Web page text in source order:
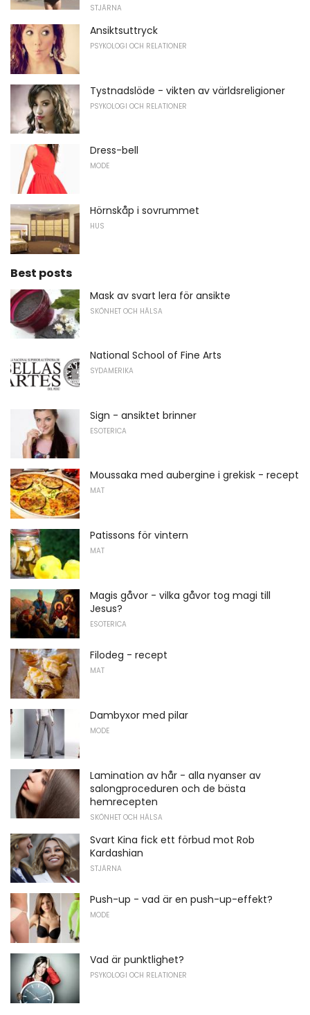
STJÄRNA
Ansiktsuttryck
PSYKOLOGI OCH RELATIONER
Tystnadslöde - vikten av världsreligioner
PSYKOLOGI OCH RELATIONER
Dress-bell
MODE
Hörnskåp i sovrummet
HUS
Best posts
Mask av svart lera för ansikte
SKÖNHET OCH HÄLSA
National School of Fine Arts
SYDAMERIKA
Sign - ansiktet brinner
ESOTERICA
Moussaka med aubergine i grekisk - recept
MAT
Patissons för vintern
MAT
Magis gåvor - vilka gåvor tog magi till
Jesus?
ESOTERICA
Filodeg - recept
MAT
Dambyxor med pilar
MODE
Lamination av hår - alla nyanser av
salongproceduren och de bästa
hemrecepten
SKÖNHET OCH HÄLSA
Svart Kina fick ett förbud mot Rob
Kardashian
STJÄRNA
Push-up - vad är en push-up-effekt?
MODE
Vad är punktlighet?
PSYKOLOGI OCH RELATIONER